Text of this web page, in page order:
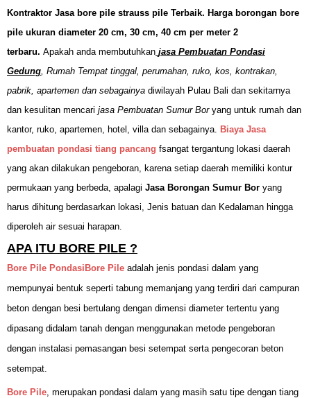
Kontraktor Jasa bore pile strauss pile Terbaik. Harga borongan bore
pile ukuran diameter 20 cm, 30 cm, 40 cm per meter 2
terbaru. Apakah anda membutuhkan jasa Pembuatan Pondasi
Gedung , Rumah Tempat tinggal, perumahan, ruko, kos, kontrakan,
pabrik, apartemen dan sebagainya diwilayah Pulau Bali dan sekitarnya
dan kesulitan mencari jasa Pembuatan Sumur Boryang untuk rumah dan
kantor, ruko, apartemen, hotel, villa dan sebagainya.
Biaya Jasa
pembuatan pondasi tiang pancang fsangat tergantung lokasi daerah
yang akan dilakukan pengeboran, karena setiap daerah memiliki kontur
permukaan yang berbeda, apalagi Jasa Borongan Sumur Bor yang
harus dihitung berdasarkan lokasi, Jenis batuan dan Kedalaman hingga
diperoleh air sesuai harapan.
APA ITU BORE PILE ?
Bore Pile PondasiBore Pile adalah jenis pondasi dalam yang
mempunyai bentuk seperti tabung memanjang yang terdiri dari campuran
beton dengan besi bertulang dengan dimensi diameter tertentu yang
dipasang didalam tanah dengan menggunakan metode pengeboran
dengan instalasi pemasangan besi setempat serta pengecoran beton
setempat.
Bore Pile , merupakan pondasi dalam yang masih satu tipe dengan tiang